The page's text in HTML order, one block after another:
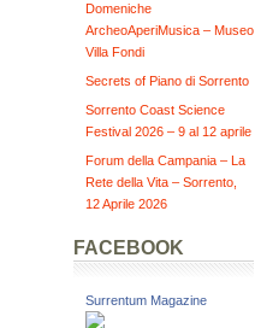
Domeniche
ArcheoAperiMusica – Museo
Villa Fondi
Secrets of Piano di Sorrento
Sorrento Coast Science
Festival 2026 – 9 al 12 aprile
Forum della Campania – La
Rete della Vita – Sorrento,
12 Aprile 2026
FACEBOOK
Surrentum Magazine